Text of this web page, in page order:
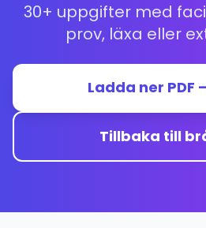
30+ uppgifter med
prov, läxa eller
Ladda ner PDF
Tillbaka till